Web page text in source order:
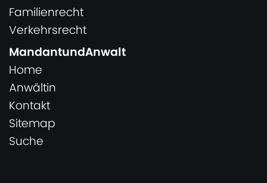
Familienrecht
Verkehrsrecht
MandantundAnwalt
Home
Anwältin
Kontakt
Sitemap
Suche